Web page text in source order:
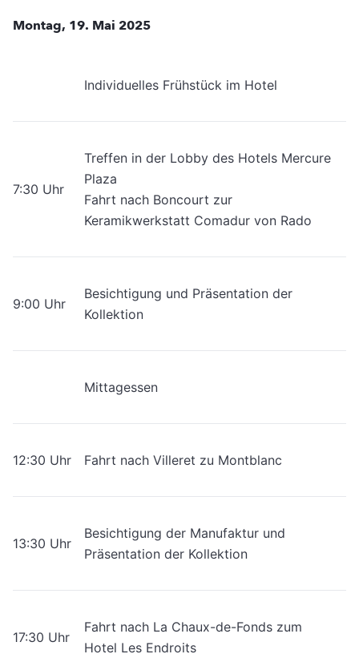
Montag, 19. Mai 2025
Individuelles Frühstück im Hotel
7:30 Uhr
Treffen in der Lobby des Hotels Mercure
Plaza
Fahrt nach Boncourt zur
Keramikwerkstatt Comadur von Rado
9:00 Uhr
Besichtigung und Präsentation der
Kollektion
Mittagessen
12:30 Uhr Fahrt nach Villeret zu Montblanc
13:30 Uhr
Besichtigung der Manufaktur und
Präsentation der Kollektion
17:30 Uhr
Fahrt nach La Chaux-de-Fonds zum
Hotel Les Endroits